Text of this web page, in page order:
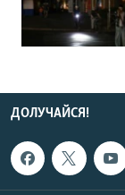
ДОЛУЧАЙСЯ!